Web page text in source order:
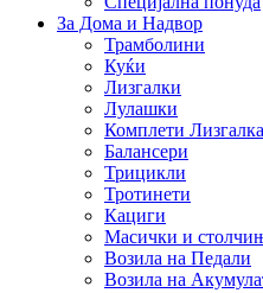
За Дома и Надвор
Трамболини
Куќи
Лизгалки
Лулашки
Комплети
Балансери
Трицикли
Тротинети
Кациги
Mасички и
Возила на Педали
Возила на